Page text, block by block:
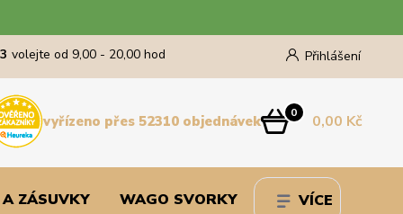
Přihlášení
volejte od 9,00 - 20,00 hod
0 0,00 Kč
vyřízeno přes 52310 objednávek
ZÁSUVKY WAGO SVORKY VÍCE